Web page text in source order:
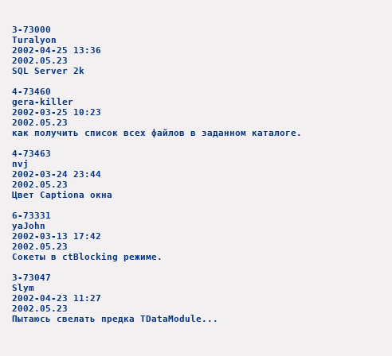
3-73000
Turalyon
2002-04-25 13:36
2002.05.23
SQL Server 2k
4-73460
gera-killer
2002-03-25 10:23
2002.05.23
как получить список всех файлов в заданном каталоге.
4-73463
nvj
2002-03-24 23:44
2002.05.23
Цвет Captiona окна
6-73331
yaJohn
2002-03-13 17:42
2002.05.23
Сокеты в ctBlocking режиме.
3-73047
Slym
2002-04-23 11:27
2002.05.23
Пытаюсь свелать предка TDataModule...